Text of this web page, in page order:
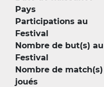
Pays
Participations au
Festival
Nombre de but(s) au
Festival
Nombre de match(s)
joués